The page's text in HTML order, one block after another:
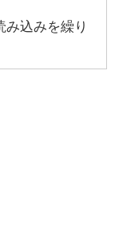
み込みを繰り